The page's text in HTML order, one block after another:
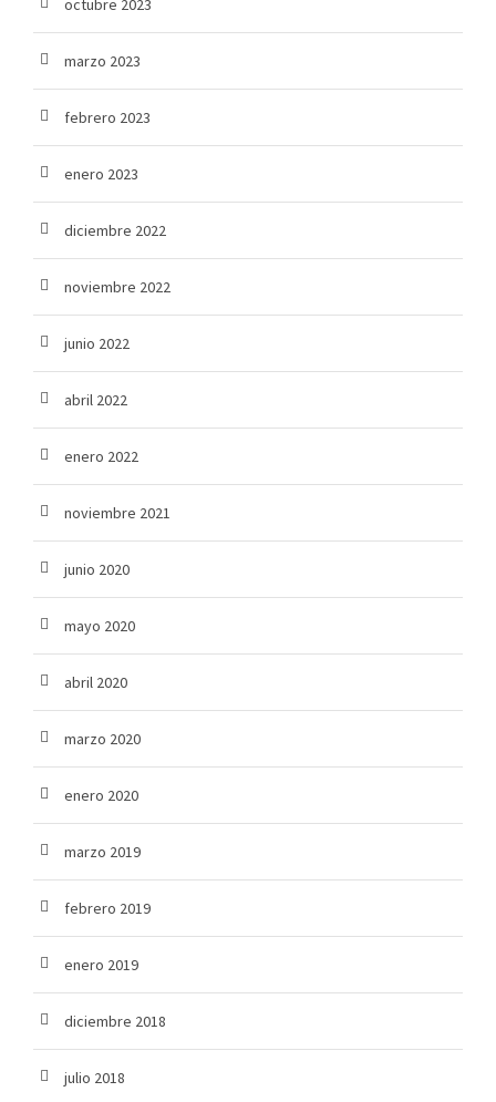
marzo 2023
febrero 2023
enero 2023
diciembre 2022
noviembre 2022
junio 2022
abril 2022
enero 2022
noviembre 2021
junio 2020
mayo 2020
abril 2020
marzo 2020
enero 2020
marzo 2019
febrero 2019
enero 2019
diciembre 2018
julio 2018